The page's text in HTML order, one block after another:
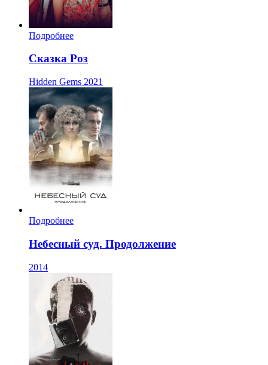
Подробнее
Сказка Роз
Hidden Gems 2021
Подробнее
Небесный суд. Продолжение
2014